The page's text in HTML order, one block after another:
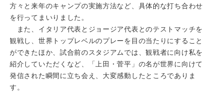
方々と来年のキャンプの実施方法など、具体的な打ち合わせ
を行ってまいりました。
また、イタリア代表とジョージア代表とのテストマッチを
観戦し、世界トップレベルのプレーを目の当たりにすること
ができたほか、試合前のスタジアムでは、観戦者に向け私を
紹介していただくなど、「上田・菅平」の名が世界に向けて
発信された瞬間に立ち会え、大変感動したところでありま
す。